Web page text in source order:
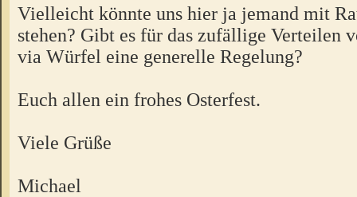
Vielleicht könnte uns hier ja jemand mit
stehen? Gibt es für das zufällige Verteilen
via Würfel eine generelle Regelung?
Euch allen ein frohes Osterfest.
Viele Grüße
Michael